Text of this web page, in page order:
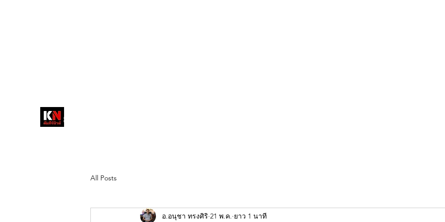
วส์
สื่อลึกวงการสงฆ์ เจาะตรงพระเครื่อง
All Posts
อ.อนุชา ทรงศิริ 21 พ.ค. ยาว 1 นาที